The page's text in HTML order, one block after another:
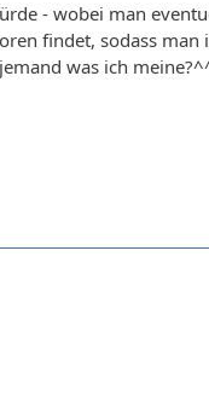
- wobei man
findet, sodass
was ich